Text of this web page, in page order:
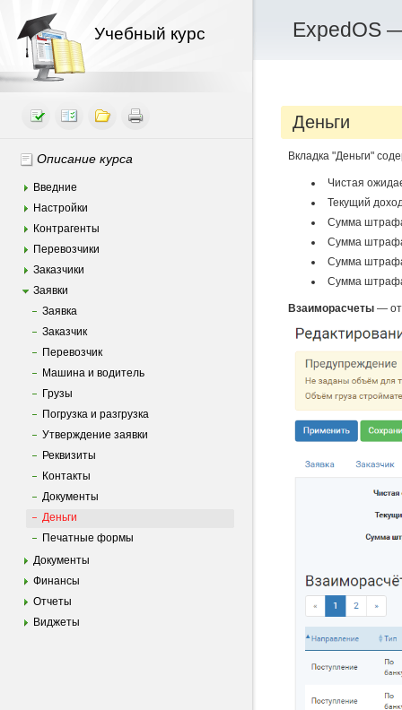
Учебный курс ExpedOS
Деньги
Описание курса
Введние
Настройки
Контрагенты
Перевозчики
Заказчики
Заявки
Заявка
Заказчик
Перевозчик
Машина и водитель
Грузы
Погрузка и разгрузка
Утверждение заявки
Реквизиты
Контакты
Документы
Деньги
Печатные формы
Документы
Финансы
Отчеты
Виджеты
Вкладка "Деньги"
Чистая
Текущий
Сумма
Сумма штрафа
Сумма
Сумма штрафа
Взаиморасчеты —